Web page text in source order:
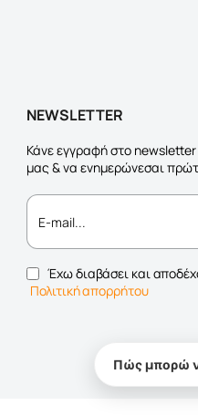
NEWSLETTER
Κάνε εγγραφή στο
μας & να ενημερώνεσαι
E-
mail...
Έχω διαβάσει και
Πολιτική απορρήτου
Πώς μπορώ